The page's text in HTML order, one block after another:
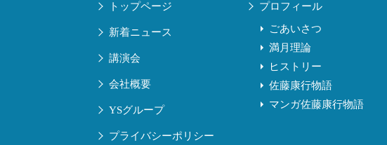
トップページ
新着ニュース
講演会
会社概要
YSグループ
プライバシーポリシー
プロフィール
ごあいさつ
満月理論
ヒストリー
佐藤康行物語
マンガ佐藤康行物語